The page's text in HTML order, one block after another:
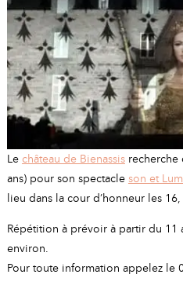
Le château de Bienassisrecherche
ans) pour son spectacle son et
lieu dans la cour d’honneur les
Répétition à prévoir à partir du 11
environ.
Pour toute information appelez le